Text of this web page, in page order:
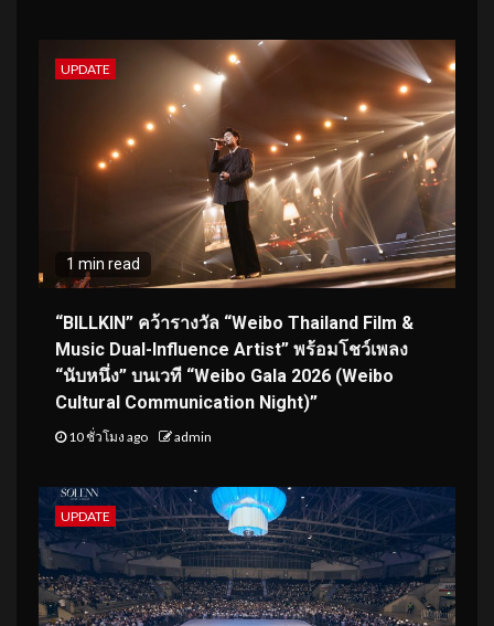
UPDATE
1 min read
“BILLKIN” คว้ารางวัล “Weibo Thailand Film &
Music Dual-Influence Artist” พร้อมโชว์เพลง
“นับหนึ่ง” บนเวที “Weibo Gala 2026 (Weibo
Cultural Communication Night)”
10 ชั่วโมง ago admin
UPDATE